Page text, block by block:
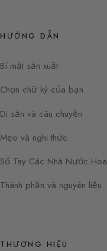
HƯỚNG DẪN
Bí mật sản xuất
Chọn chữ ký của bạn
Di sản và câu chuyện
Mẹo và nghi thức
Sổ Tay Các Nhà Nước Hoa
Thành phần và nguyên liệu
THƯƠNG HIỆU